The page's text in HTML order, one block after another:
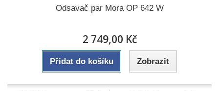
Odsavač par Mora OP 642 W
2 749,00 Kč
Přidat do košíku Zobrazit